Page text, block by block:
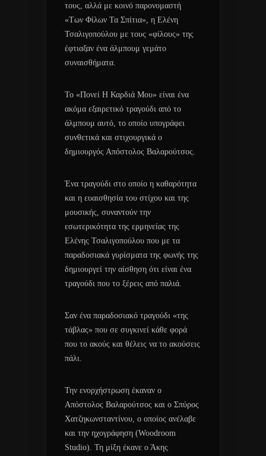
τους, αλλά με κοινό παρονομαστή
«Των Φίλων Τα Σπίτια», η Ελένη
Τσαλιγοπούλου με τους «φίλους» της
έφτιαξαν ένα άλμπουμ γεμάτο
συναισθήματα.
Το «Πονεί Η Καρδιά Μου» είναι ένα
ακόμα εξαιρετικό τραγούδι από το
άλμπουμ αυτό, το οποίο υπογράφει
συνθετικά και στιχουργικά ο
δημιουργός Απόστολος Βαλαρούτσος.
Ένα τραγούδι στο οποίο η καθαρότητα
και η ευαισθησία του στίχου και της
μουσικής, συναντούν την
εσωτερικότητα της ερμηνείας της
Ελένης Τσαλιγοπούλου που με τα
παραδοσιακά γυρίσματα της φωνής της
δημιουργεί την αίσθηση ότι είναι ένα
τραγούδι που το ξέρεις από παλιά.
Σαν ένα παραδοσιακό τραγούδι «της
τάβλας» που σε συγκινεί κάθε φορά
που το ακούς και θέλεις να το ακούσεις
πάλι.
Την ενορχήστρωση έκαναν ο
Απόστολος Βαλαρούτσος και ο Σπύρος
Χατζηκωνσταντίνου, ο οποίος ανέλαβε
και την ηχογράφηση (Woodroom
Studio). Τη μίξη έκανε ο Άκης